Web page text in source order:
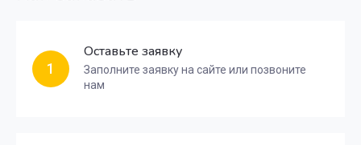
1
Оставьте заявку
Заполните заявку на сайте или позвоните
нам